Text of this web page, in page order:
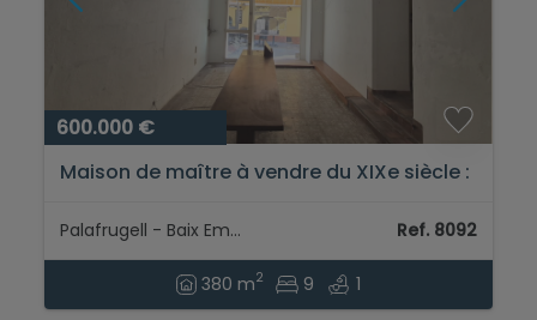
600.000 €
Maison de maître à vendre du XIXe siècle :
Palafrugell...
Palafrugell - Baix Empordà Ref. 8092
380 m2 9 1